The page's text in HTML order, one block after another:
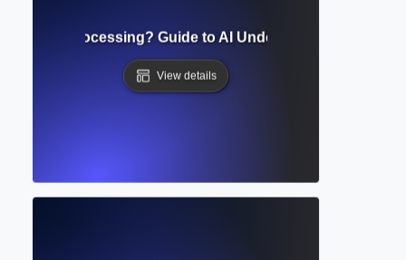
Processing? Guide to AI Understanding Human
View details